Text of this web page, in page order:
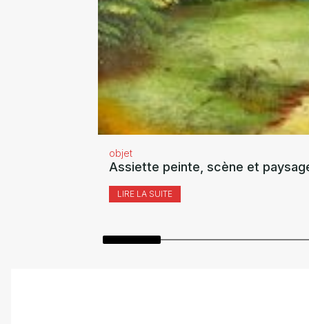
objet
Assiette peinte, scène et
LIRE LA SUITE